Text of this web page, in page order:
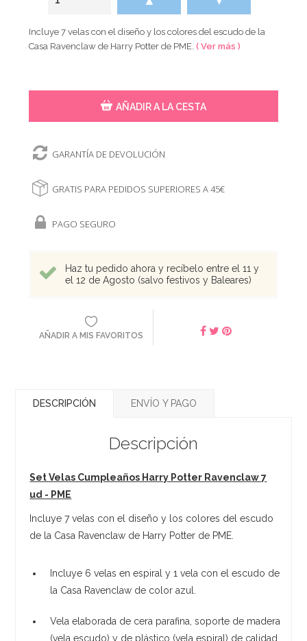
Incluye 7 velas con el diseño y los colores del escudo de la
Casa Ravenclaw de Harry Potter de PME.( Ver más )
AÑADIR A LA CESTA
GARANTÍA DE DEVOLUCIÓN
GRATIS PARA PEDIDOS SUPERIORES A 45€
PAGO SEGURO
Haz tu pedido ahora y recíbelo entre el 11 y
el 12 de Agosto (salvo festivos y Baleares)
AÑADIR A MIS FAVORITOS
DESCRIPCIÓN ENVÍO Y PAGO
Descripción
Set Velas Cumpleaños Harry Potter Ravenclaw 7
ud - PME
Incluye 7 velas con el diseño y los colores del escudo
de la Casa Ravenclaw de Harry Potter de PME.
Incluye 6 velas en espiral y 1 vela con el escudo de
la Casa Ravenclaw de color azul.
Vela elaborada de cera parafina, soporte de madera
(vela escudo) y de plástico (vela espiral) de calidad